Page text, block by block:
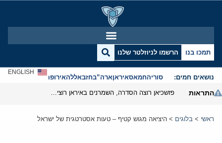
תמכו בנו הרשמו לניוזלטר שלנו
נושאים חמים: סוריהחמאסאיראןארה”בחזבאללהאירופהאנטישמיות
ENGLISH
התראות
ראשי > בלוגים > היציאה מגוש קטיף – טעות אסטרטגית של ישראל